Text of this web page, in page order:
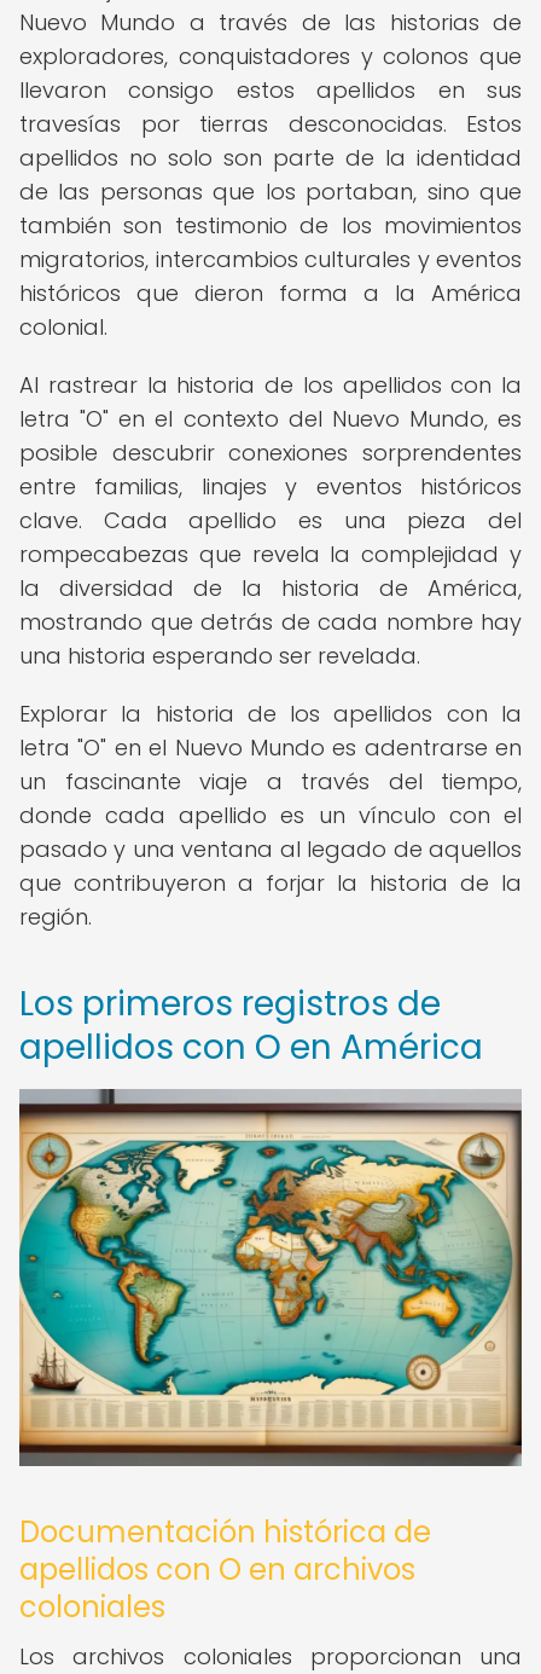
Nuevo Mundo a través de las historias de
exploradores, conquistadores y colonos que
llevaron consigo estos apellidos en sus
travesías por tierras desconocidas. Estos
apellidos no solo son parte de la identidad
de las personas que los portaban, sino que
también son testimonio de los movimientos
migratorios, intercambios culturales y eventos
históricos que dieron forma a la América
colonial.
Al rastrear la historia de los apellidos con la
letra "O" en el contexto del Nuevo Mundo, es
posible descubrir conexiones sorprendentes
entre familias, linajes y eventos históricos
clave. Cada apellido es una pieza del
rompecabezas que revela la complejidad y
la diversidad de la historia de América,
mostrando que detrás de cada nombre hay
una historia esperando ser revelada.
Explorar la historia de los apellidos con la
letra "O" en el Nuevo Mundo es adentrarse en
un fascinante viaje a través del tiempo,
donde cada apellido es un vínculo con el
pasado y una ventana al legado de aquellos
que contribuyeron a forjar la historia de la
región.
Los primeros registros de
apellidos con O en América
Documentación histórica de
apellidos con O en archivos
coloniales
Los archivos coloniales proporcionan una